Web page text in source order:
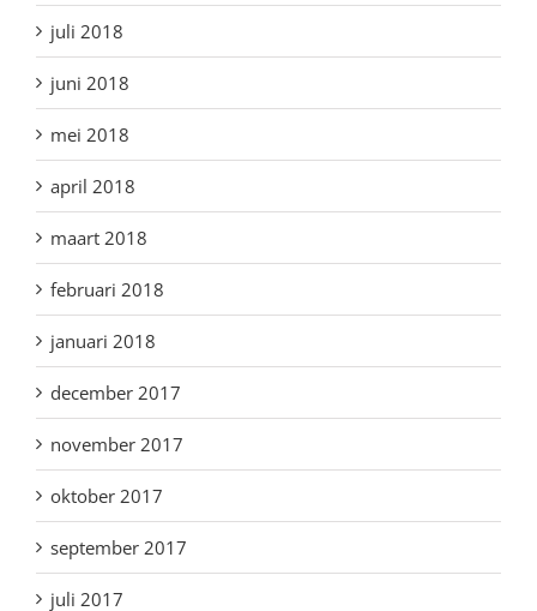
juli 2018
juni 2018
mei 2018
april 2018
maart 2018
februari 2018
januari 2018
december 2017
november 2017
oktober 2017
september 2017
juli 2017